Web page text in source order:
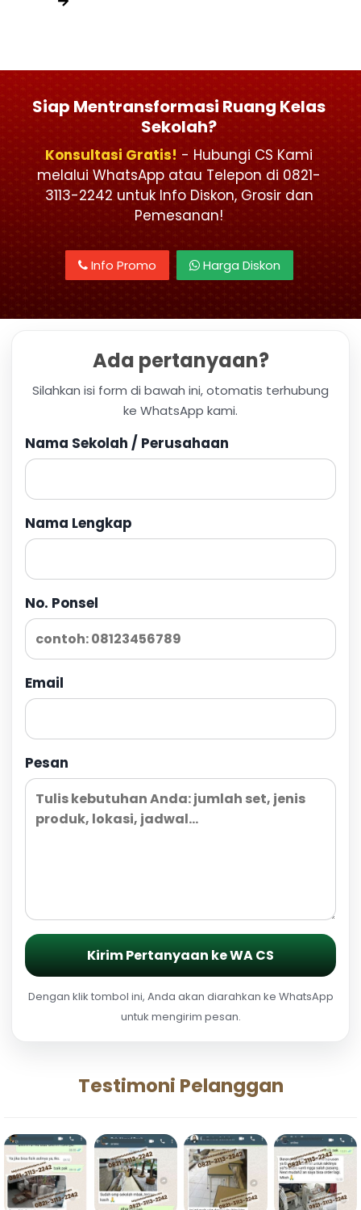
Siap Mentransformasi Ruang Kelas
Sekolah?
Konsultasi Gratis! - Hubungi CS Kami
melalui WhatsApp atau Telepon di 0821-
3113-2242 untuk Info Diskon, Grosir dan
Pemesanan!
Info Promo Harga Diskon
Ada pertanyaan?
Silahkan isi form di bawah ini, otomatis terhubung
ke WhatsApp kami.
Nama Sekolah / Perusahaan
Nama Lengkap
No. Ponsel
Email
Pesan
Kirim Pertanyaan ke WA CS
Dengan klik tombol ini, Anda akan diarahkan ke WhatsApp
untuk mengirim pesan.
Testimoni Pelanggan